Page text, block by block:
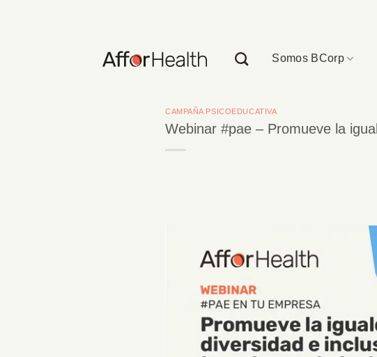
Somos BCorp
CAMPAÑA PSICOEDUCATIVA
Webinar #pae – Promueve la